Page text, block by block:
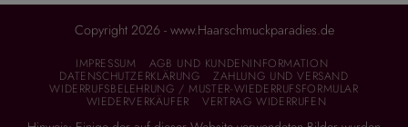
Copyright 2026 - www.Haarschmuckparadies.de
IMPRESSUM AGB UND KUNDENINFORMATION
DATENSCHUTZERKLÄRUNG ZAHLUNG UND VERSAND
WIDERRUFSBELEHRUNG / MUSTER-WIEDERRUFSFORMULAR
WIEDERVERKÄUFER VERTRAG WIDERRUFEN